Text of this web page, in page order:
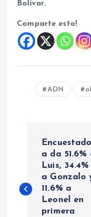
Bolívar.
Comparte esto!
ADN
v
a da 51.6%
Luis, 34.4%
a Gonzalo
11.6% a
Leonel en
primera